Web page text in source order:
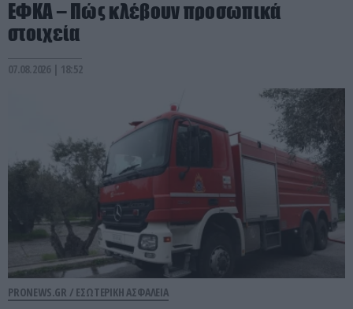
ΕΦΚΑ – Πώς κλέβουν προσωπικά
στοιχεία
07.08.2026 | 18:52
PRONEWS.GR / ΕΣΩΤΕΡΙΚΗ ΑΣΦΑΛΕΙΑ